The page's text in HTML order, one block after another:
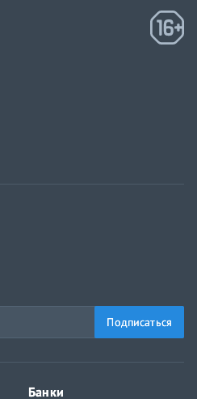
Подписаться
Банки